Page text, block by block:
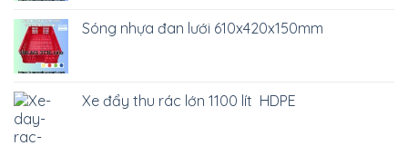
Sóng nhựa đan lưới 610x420x150mm
Xe đẩy thu rác lớn 1100 lít HDPE